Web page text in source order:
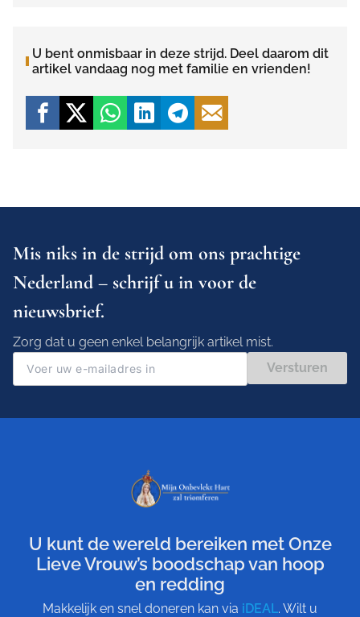
U bent onmisbaar in deze strijd. Deel daarom dit
artikel vandaag nog met familie en vrienden!
Mis niks in de strijd om ons prachtige
Nederland – schrijf u in voor de
nieuwsbrief.
Zorg dat u geen enkel belangrijk artikel mist.
Versturen
U kunt de wereld bereiken met Onze
Lieve Vrouw’s boodschap van hoop
en redding
Makkelijk en snel doneren kan via iDEAL. Wilt u